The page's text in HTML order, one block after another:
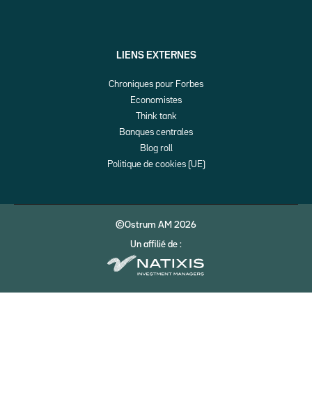
LIENS EXTERNES
Chroniques pour Forbes
Economistes
Think tank
Banques centrales
Blog roll
Politique de cookies (UE)
©Ostrum AM 2026
Un affilié de :